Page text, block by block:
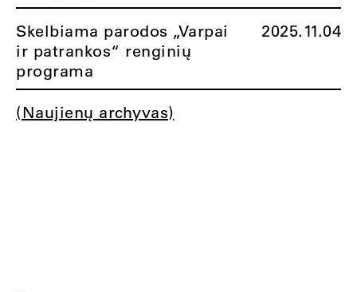
Skelbiama parodos „Varpai
ir patrankos“ renginių
programa
2025.11.04
(Naujienų archyvas)